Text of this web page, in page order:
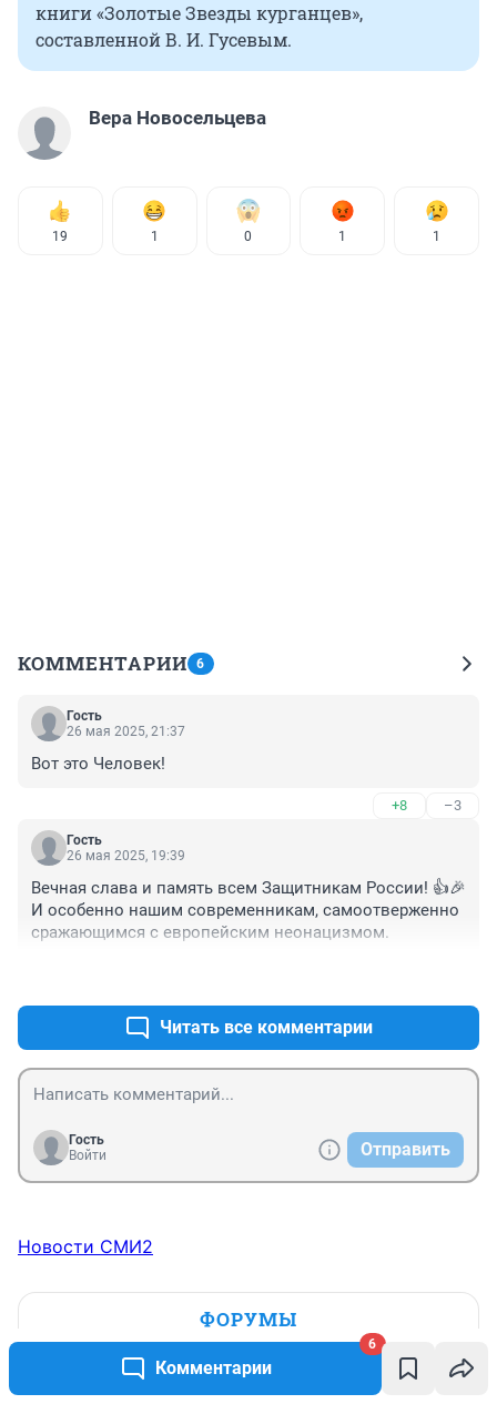
Комментарии
6
книги «Золотые Звезды курганцев»,
составленной В. И. Гусевым.
Вера Новосельцева
19 1 0 1 1
КОММЕНТАРИИ 6
Гость
26 мая 2025, 21:37
Вот это Человек!
+8 –3
Гость
26 мая 2025, 19:39
Вечная слава и память всем Защитникам России! 👍🎉
И особенно нашим современникам, самоотверженно
сражающимся с европейским неонацизмом.
Читать все комментарии
Гость
Войти
Отправить
Новости СМИ2
ФОРУМЫ
Три девицы под окном